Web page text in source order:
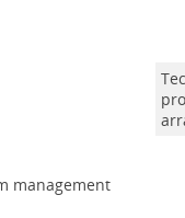
management